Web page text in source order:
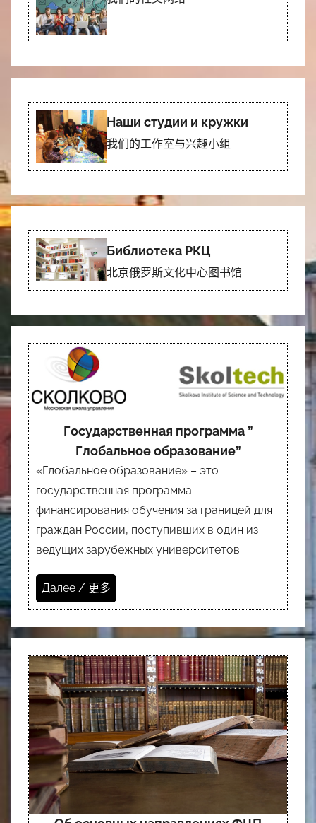
Наши студии и кружки
我们的工作室与兴趣小组
Библиотека РКЦ
北京俄罗斯文化中心图书馆
Государственная программа ”
Глобальное образование”
«Глобальное образование» – это
государственная программа
финансирования обучения за границей для
граждан России, поступивших в один из
ведущих зарубежных университетов.
Далее / 更多